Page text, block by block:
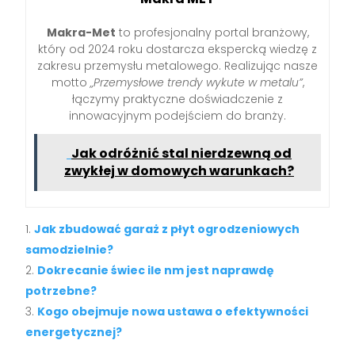
Makra-Met to profesjonalny portal branżowy,
który od 2024 roku dostarcza ekspercką wiedzę z
zakresu przemysłu metalowego. Realizując nasze
motto„Przemysłowe trendy wykute w metalu”,
łączymy praktyczne doświadczenie z
innowacyjnym podejściem do branży.
Jak odróżnić stal nierdzewną od
zwykłej w domowych warunkach?
Jak zbudować garaż z płyt ogrodzeniowych
samodzielnie?
Dokrecanie świec ile nm jest naprawdę
potrzebne?
Kogo obejmuje nowa ustawa o efektywności
energetycznej?